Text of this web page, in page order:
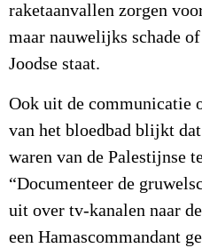
raketaanvallen zorgen
maar nauwelijks schade
Joodse staat.
Ook uit de communicatie
van het bloedbad blijkt
waren van de Palestijnse
“Documenteer de
uit over tv-kanalen naar
een Hamascommandant